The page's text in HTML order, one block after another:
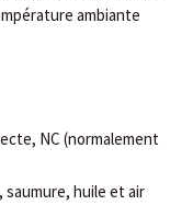
ambiante
NC (normalement
huile et air